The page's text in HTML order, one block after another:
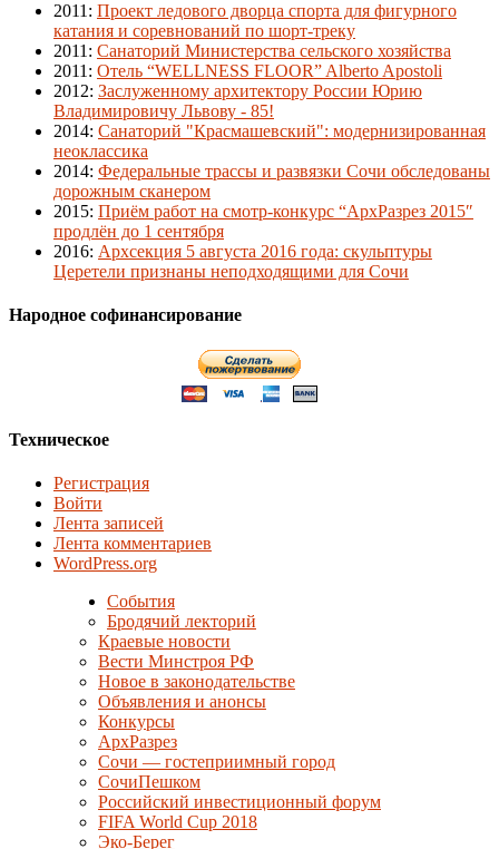
2011 : Проект ледового дворца спорта для фигурного
катания и соревнований по шорт-треку
2011 : Санаторий Министерства сельского хозяйства
2011 : Отель “WELLNESS FLOOR” Alberto Apostoli
2012: Заслуженному архитектору России Юрию
Владимировичу Львову - 85!
2014: Санаторий "Красмашевский": модернизированная
неоклассика
2014: Федеральные трассы и развязки Сочи обследованы
дорожным сканером
2015: Приём работ на смотр-конкурс “АрхРазрез 2015″
продлён до 1 сентября
2016: Архсекция 5 августа 2016 года: скульптуры
Церетели признаны неподходящими для Сочи
Народное софинансирование
Техническое
Регистрация
Войти
Лента записей
Лента комментариев
WordPress.org
События
Бродячий лекторий
Краевые новости
Вести Минстроя РФ
Новое в законодательстве
Объявления и анонсы
Конкурсы
АрхРазрез
Сочи — гостеприимный город
СочиПешком
Российский инвестиционный форум
FIFA World Cup 2018
Эко-Берег